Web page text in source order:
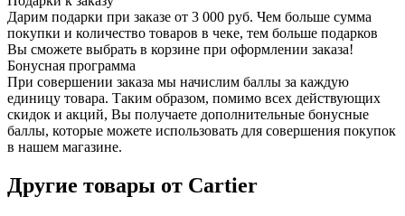
Дарим подарки при заказе от 3 000 руб. Чем больше сумма
покупки и количество товаров в чеке, тем больше подарков
Вы сможете выбрать в корзине при оформлении заказа!
Бонусная программа
При совершении заказа мы начислим баллы за каждую
единицу товара. Таким образом, помимо всех действующих
скидок и акций, Вы получаете дополнительные бонусные
баллы, которые можете использовать для совершения покупок
в нашем магазине.
Другие товары от Cartier